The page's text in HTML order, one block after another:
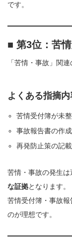
です。
■ 第3位：苦
「苦情・事故」関
よくある指摘内
苦情受付簿が未
事故報告書の作
再発防止策の記
苦情・事故の発生は
な証拠となります。
苦情受付簿・事故
のが理想です。